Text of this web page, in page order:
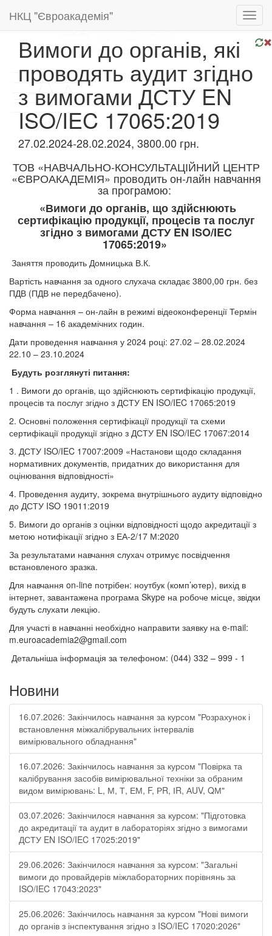
НКЦ "Євроакадемія"
Вимоги до органів, які
проводять аудит згідно
з вимогами ДСТУ EN
ISO/IEC 17065:2019
27.02.2024-28.02.2024, 3800.00 грн.
ТОВ «НАВЧАЛЬНО-КОНСУЛЬТАЦІЙНИЙ ЦЕНТР
«ЄВРОАКАДЕМІЯ» проводить он-лайн навчання
за програмою:
«Вимоги до органів, що здійснюють
сертифікацію продукції, процесів та послуг
згідно з вимогами ДСТУ EN ISO/IEC
17065:2019»
Заняття проводить Домницька В.К.
Вартість навчання за одного слухача складає 3800,00 грн. без
ПДВ (ПДВ не передбачено).
Форма навчання – он-лайн в режимі відеоконференції Термін
навчання – 16 академічних годин.
Дати проведення навчання у 2024 році: 27.02 – 28.02.2024
22.10 – 23.10.2024
Будуть розглянуті питання:
1 . Вимоги до органів, що здійснюють сертифікацію продукції,
процесів та послуг згідно з ДСТУ EN ISO/IEC 17065:2019
2. Основні положення сертифікації продукції та схеми
сертифікації продукції згідно з ДСТУ EN ISO/IEC 17067:2014
3. ДСТУ ISO/IEC 17007:2009 «Настанови щодо складання
нормативних документів, придатних до використання для
оцінювання відповідності»
4. Проведення аудиту, зокрема внутрішнього аудиту відповідно
до ДСТУ ISO 19011:2019
5. Вимоги до органів з оцінки відповідності щодо акредитації з
метою нотифікації згідно з ЕА-2/17 М:2020
За результатами навчання слухач отримує посвідчення
встановленого зразка.
Для навчання on-line потрібен: ноутбук (комп’ютер), вихід в
інтернет, завантажена програма Skype на робоче місце, звідки
будуть слухати лекцію.
Для участі в навчанні необхідно направити заявку на e-mail:
m.euroacademia2@gmail.com
Детальніша інформація за телефоном: (044) 332 – 999 - 1
Новини
16.07.2026: Закінчилось навчання за курсом "Розрахунок і
встановлення міжкалібрувальних інтервалів
вимірювального обладнання"
16.07.2026: Закінчилось навчання за курсом "Повірка та
калібрування засобів вимірювальної техніки за обраним
видом вимірювань: L, М, Т, ЕМ, F, РR, ІR, АUV, QМ"
03.07.2026: Закінчилося навчання за курсом: "Підготовка
до акредитації та аудит в лабораторіях згідно з вимогами
ДСТУ EN ISO/IEC 17025:2019"
29.06.2026: Закінчилося навчання за курсом: "Загальні
вимоги до провайдерів міжлабораторних порівнянь за
ISO/IEC 17043:2023"
25.06.2026: Закінчилось навчання за курсом "Нові вимоги
до органів з інспектування згідно з ISO/IEC 17020:2026"